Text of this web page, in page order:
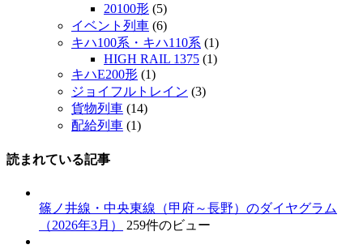
20100形 (5)
イベント列車 (6)
キハ100系・キハ110系 (1)
HIGH RAIL 1375 (1)
キハE200形 (1)
ジョイフルトレイン (3)
貨物列車 (14)
配給列車 (1)
読まれている記事
篠ノ井線・中央東線（甲府～長野）のダイヤグラム
（2026年3月）
259件のビュー